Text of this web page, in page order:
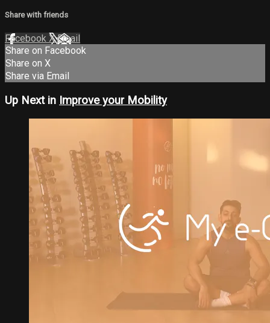
Share with friends
Facebook XEmail
Share on Facebook
Share on X
Share via Email
Up Next in Improve your Mobility